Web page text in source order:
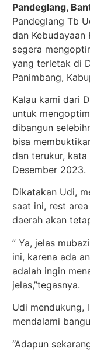
Pandeglang,
Pandeglang Tb
dan Kebudayaan
segera
yang terletak di
Panimbang,
Kalau kami dari
untuk
dibangun
bisa
dan terukur,
Desember 2023.
Dikatakan Udi,
saat ini, rest
daerah akan
” Ya, jelas
ini, karena ada
adalah ingin
jelas,”tegasnya.
Udi mendukung,
mendalami
“Adapun